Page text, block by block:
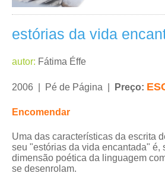
estórias da vida
autor: Fátima Éffe
2006 | Pé de Página | Preço:
Encomendar
Uma das características da escrita
seu "estórias da vida encantada" é,
dimensão poética da linguagem
se desenrolam.